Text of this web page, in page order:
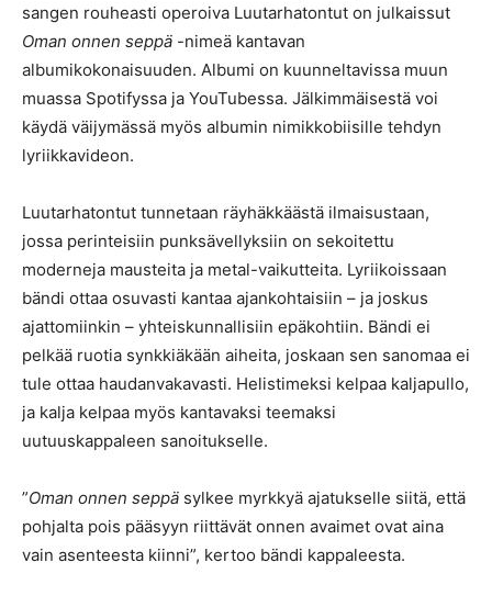
sangen rouheasti operoiva Luutarhatontut on julkaissut
Oman onnen seppä -nimeä kantavan
albumikokonaisuuden. Albumi on kuunneltavissa muun
muassa Spotifyssa ja YouTubessa. Jälkimmäisestä voi
käydä väijymässä myös albumin nimikkobiisille tehdyn
lyriikkavideon.
Luutarhatontut tunnetaan räyhäkkäästä ilmaisustaan,
jossa perinteisiin punksävellyksiin on sekoitettu
moderneja mausteita ja metal-vaikutteita. Lyriikoissaan
bändi ottaa osuvasti kantaa ajankohtaisiin – ja joskus
ajattomiinkin – yhteiskunnallisiin epäkohtiin. Bändi ei
pelkää ruotia synkkiäkään aiheita, joskaan sen sanomaa ei
tule ottaa haudanvakavasti. Helistimeksi kelpaa kaljapullo,
ja kalja kelpaa myös kantavaksi teemaksi
uutuuskappaleen sanoitukselle.
”Oman onnen seppä sylkee myrkkyä ajatukselle siitä, että
pohjalta pois pääsyyn riittävät onnen avaimet ovat aina
vain asenteesta kiinni”, kertoo bändi kappaleesta.